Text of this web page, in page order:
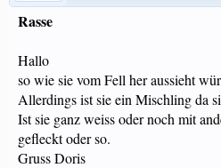
Rasse
Hallo
so wie sie vom Fell her aussieht
Allerdings ist sie ein Mischling da
Ist sie ganz weiss oder noch mit
gefleckt oder so.
Gruss Doris